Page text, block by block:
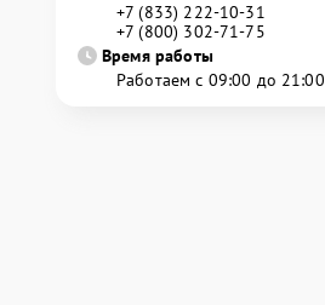
+7 (833) 222-10-31
+7 (800) 302-71-75
Время работы
Работаем с 09:00 до 21:00